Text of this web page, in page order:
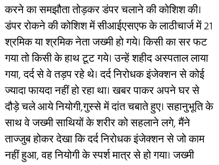
करने का समझौता तोड़कर डंपर चलाने की कोशिश की।
डंपर रोकने की कोशिश में सीआईएसएफ के लाठीचार्ज में 21
श्रमिक या श्रमिक नेता जख्मी हो गये। किसी का सर फट
गया तो किसी के हाथ टूट गये। उन्हें शहीद अस्पताल लाया
गया, दर्द से वे तड़प रहे थे। दर्द निरोधक इंजेक्शन से कोई
ज्यादा फायदा नहीं हो रहा था। खबर पाकर अपने घर से
दौड़े चले आये नियोगी,गुस्से में दांत चबाते हुए। सहानुभूति के
साथ वे जख्मी साथियों के शरीर को सहलाने लगे, मैंने
ताज्जुब होकर देखा कि दर्द निरोधक इंजेक्शन से जो काम
नहीं हुआ, वह नियोगी के स्पर्श मात्र से हो गया। जख्मी